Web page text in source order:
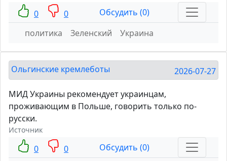
0 0
Обсудить (0)
политика
Зеленский Украина
Ольгинские кремлеботы 2026-07-27
МИД Украины рекомендует украинцам,
проживающим в Польше, говорить только по-
русски.
Источник
0 0
Обсудить (0)